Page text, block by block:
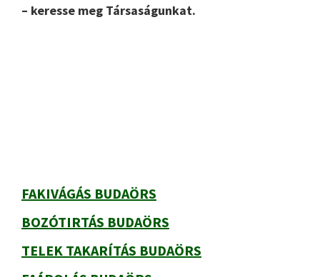
– keresse meg Társaságunkat.
FAKIVÁGÁS BUDAÖRS
BOZÓTIRTÁS BUDAÖRS
TELEK TAKARÍTÁS BUDAÖRS